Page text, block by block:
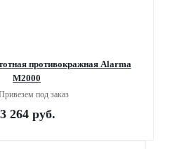
противокражная Alarma
M2000
под заказ
264руб.